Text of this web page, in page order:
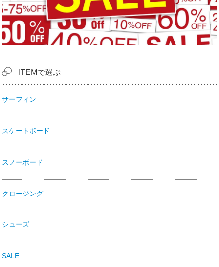
ITEMで選ぶ
サーフィン
スケートボード
スノーボード
クロージング
シューズ
SALE